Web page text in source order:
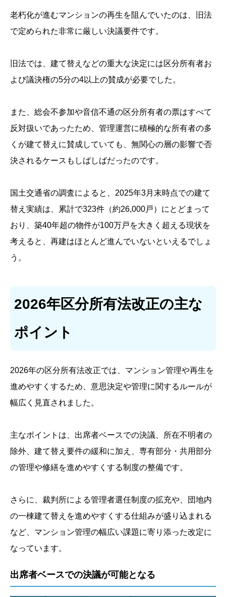
老朽化が進むマンションの再生を阻んでいたのは、旧法
で定められた非常に厳しい決議要件です。
旧法では、建て替えなどの重大な決定には区分所有者お
よび議決権の5分の4以上の賛成が必要でした。
また、総会不参加や音信不通の区分所有者の票はすべて
反対扱いであったため、管理運営に積極的な所有者の多
くが建て替えに賛成していても、無関心の層の影響で否
決されるケースもしばしばだったのです。
国土交通省の調査によると、2025年3月末時点での建て
替え実績は、累計で323件（約26,000戸）にとどまって
おり、築40年超の物件が100万戸を大きく超える現状を
考えると、再建はほとんど進んでいないといえるでしょ
う。
2026年区分所有法改正の主な
ポイント
2026年の区分所有法改正では、マンション管理や再生を
進めやすくするため、意思決定や管理に関するルールが
幅広く見直されました。
主なポイントは、出席者ベースでの決議、所在不明者の
除外、建て替え要件の緩和に加え、専有部分・共用部分
の管理や修繕を進めやすくする制度の整備です。
さらに、裁判所による管理者選任制度の拡充や、団地内
の一棟建て替えを進めやすくする仕組みが盛り込まれる
など、マンション管理の幅広い課題に寄り添った改定に
なっています。
出席者ベースでの決議が可能となる